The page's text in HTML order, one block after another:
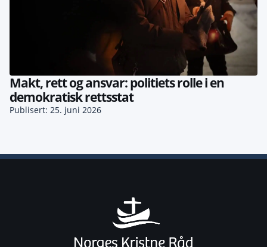
Makt, rett og ansvar: politiets rolle i en
demokratisk rettsstat
Publisert: 25. juni 2026